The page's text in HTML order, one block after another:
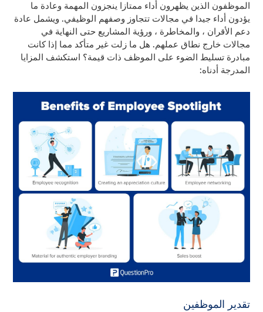
الموظفون الذين يظهرون أداء ممتازا ينجزون المهمة وعادة ما
يؤدون أداء جيدا في مجالات تتجاوز وصفهم الوظيفي. ويشمل عادة
دعم الأقران ، والمخاطرة ، ورؤية المشاريع حتى النهاية في
مجالات خارج نطاق عملهم. هل ما زلت غير متأكد مما إذا كانت
مبادرة تسليط الضوء على الموظف ذات قيمة؟ استكشف المزايا
المدرجة أدناه:
تقدير الموظفين